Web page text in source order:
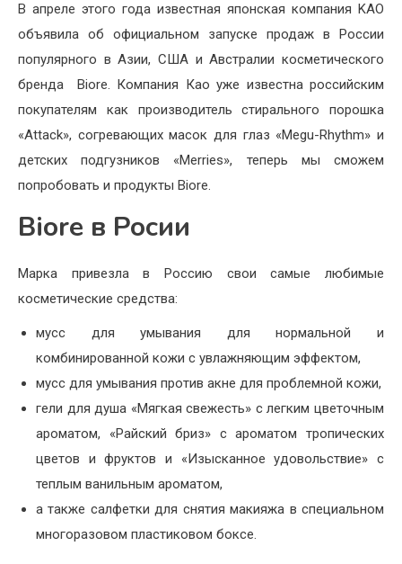
В апреле этого года известная японская компания KAO
объявила об официальном запуске продаж в России
популярного в Азии, США и Австралии косметического
бренда Biore. Компания Као уже известна российским
покупателям как производитель стирального порошка
«Attack», согревающих масок для глаз «Megu-Rhythm» и
детских подгузников «Merries», теперь мы сможем
попробовать и продукты Biore.
Biore в Росии
Марка привезла в Россию свои самые любимые
косметические средства:
мусс для умывания для нормальной и
комбинированной кожи с увлажняющим эффектом,
мусс для умывания против акне для проблемной кожи,
гели для душа «Мягкая свежесть» с легким цветочным
ароматом, «Райский бриз» с ароматом тропических
цветов и фруктов и «Изысканное удовольствие» с
теплым ванильным ароматом,
а также салфетки для снятия макияжа в специальном
многоразовом пластиковом боксе.